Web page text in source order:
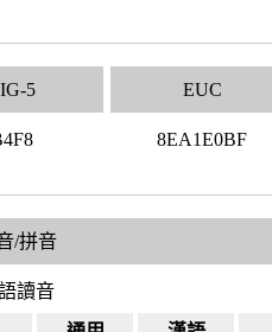
5 EUC
8EA1E0BF
/拼音
讀音